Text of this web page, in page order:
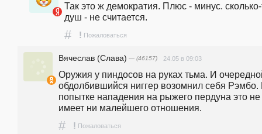
Так это ж демократия. Плюс - минус.
душ - не считается.
# ! Пожаловаться
Вячеслав (Слава) — (46157) 24.05 в 09:03
Оружия у пиндосов на руках тьма. И
обдолбившийся ниггер возомнил себя Рэмбо.
попытке нападения на рыжего пердуна это не
имеет ни малейшего отношения.
# ! Пожаловаться